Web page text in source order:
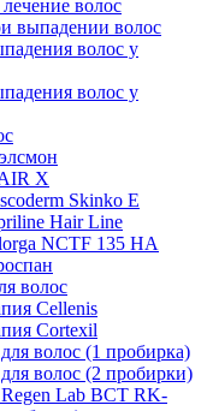
волос
выпадении волос
волос у
волос у
X
Skinko E
Hair Line
NCTF 135 HA
волос
Cellenis
Cortexil
волос (1 пробирка)
волос (2 пробирки)
Lab BCT RK-